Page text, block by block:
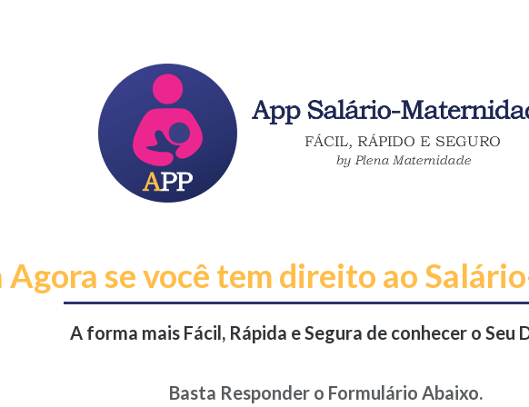
Agora se você tem direito ao
A forma mais Fácil, Rápida e Segura de conhecer o Seu
Basta Responder o Formulário Abaixo.